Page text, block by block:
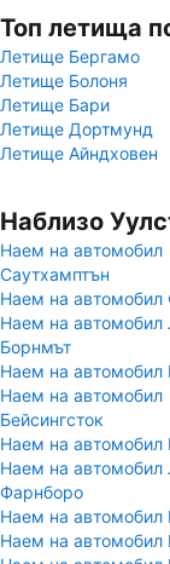
Топ летища
Летище Бергамо
Летище Болоня
Летище Бари
Летище Дортмунд
Летище Айндховен
Наблизо
Наем на автомобил
Саутхамптън
Наем на
Наем на автомобил
Борнмът
Наем на автомобил
Наем на автомобил
Бейсингсток
Наем на
Наем на автомобил
Фарнборо
Наем на автомобил
Наем на автомобил